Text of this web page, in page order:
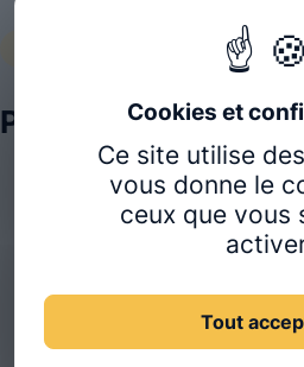
Plusieurs voies
Cabinet libéral en solo ou
Collaboration au sein d’un
Ostéopathie en entreprise
Ostéopathie pédiatrique ou
Ce site utilise
vous donne le
ceux que vous
Tout